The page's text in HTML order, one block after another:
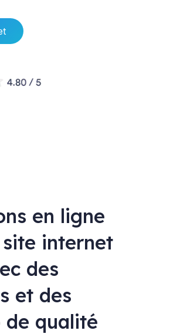
en ligne
internet
des
et des
de qualité